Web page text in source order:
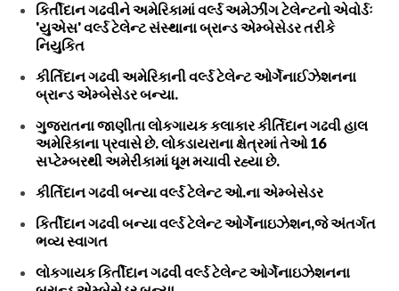
કિર્તીદાન ગઢવીને અમેરિકામાં વર્લ્ડ અમેઝીંગ ટેલેન્ટનો એવોર્ડઃ
'યુએસ' વર્લ્ડ ટેલેન્ટ સંસ્થાના બ્રાન્ડ એમ્બેસેડર તરીકે
નિયુકિત
કીર્તિદાન ગઢવી અમેરિકાની વર્લ્ડ ટેલેન્ટ ઓર્ગેનાઈઝેશનના
બ્રાન્ડ એમ્બેસેડર બન્યા.
ગુજરાતના જાણીતા લોકગાયક કલાકાર કીર્તિદાન ગઢવી હાલ
અમેરિકાના પ્રવાસે છે. લોકડાયરાના ક્ષેત્રમાં તેઓ 16
સપ્ટેમ્બરથી અમેરીકામાં ધૂમ મચાવી રહ્યા છે.
કીર્તિદાન ગઢવી બન્યા વર્લ્ડ ટેલેન્ટ ઓ.ના એમ્બેસેડર
કિર્તીદાન ગઢવી બન્યા વર્લ્ડ ટેલેન્ટ ઓર્ગેનાઇઝેશન,જે અંતર્ગત
ભવ્ય સ્વાગત
લોકગાયક કિર્તીદાન ગઢવી વર્લ્ડ ટેલેન્ટ ઓર્ગેનાઇઝેશનના